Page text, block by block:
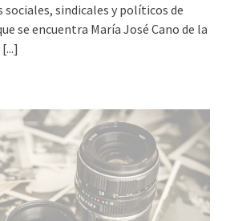
sindicales y políticos de
se encuentra María José Cano de la
[...]